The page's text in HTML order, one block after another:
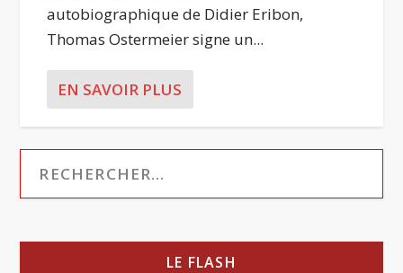
autobiographique de Didier Eribon,
Thomas Ostermeier signe un...
EN SAVOIR PLUS
LE FLASH